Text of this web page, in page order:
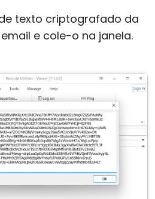
texto criptografado da
e cole-o na janela.